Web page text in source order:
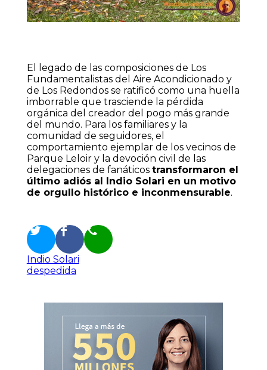
El legado de las composiciones de Los
Fundamentalistas del Aire Acondicionado y
de Los Redondos se ratificó como una huella
imborrable que trasciende la pérdida
orgánica del creador del pogo más grande
del mundo. Para los familiares y la
comunidad de seguidores, el
comportamiento ejemplar de los vecinos de
Parque Leloir y la devoción civil de las
delegaciones de fanáticos transformaron el
último adiós al Indio Solari en un motivo
de orgullo histórico e inconmensurable.
Indio Solari
despedida